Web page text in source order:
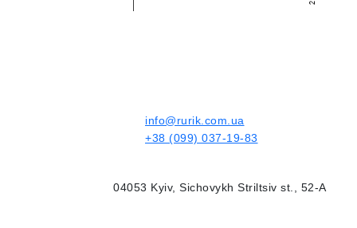
info@rurik.com.ua
+38 (099) 037-19-83
04053 Kyiv, Sichovykh Striltsiv st., 52-A